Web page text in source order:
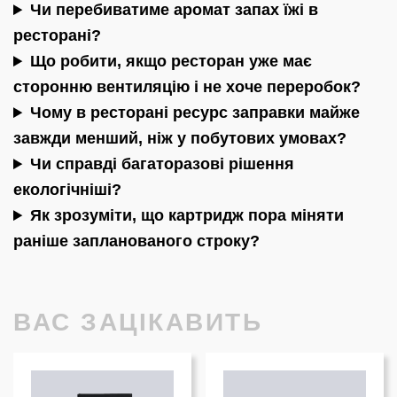
Чи перебиватиме аромат запах їжі в
ресторані?
Що робити, якщо ресторан уже має
сторонню вентиляцію і не хоче переробок?
Чому в ресторані ресурс заправки майже
завжди менший, ніж у побутових умовах?
Чи справді багаторазові рішення
екологічніші?
Як зрозуміти, що картридж пора міняти
раніше запланованого строку?
ВАС ЗАЦІКАВИТЬ